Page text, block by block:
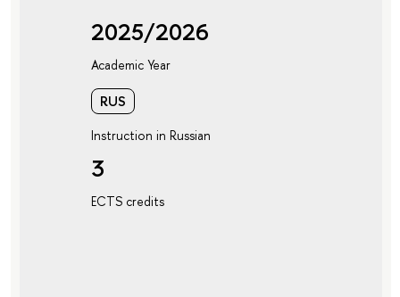
2025/2026
Academic Year
RUS
Instruction in Russian
3
ECTS credits